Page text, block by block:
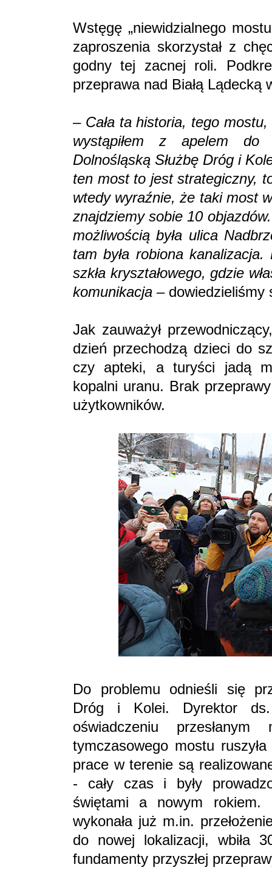
Wstęgę „niewidzialnego
zaproszenia skorzystał z
godny tej zacnej roli.
przeprawa nad Białą Lądecką
–Cała ta historia, tego
wystąpiłem z apelem do
Dolnośląską Służbę Dróg i
ten most to jest strategiczny,
wtedy wyraźnie, że taki most
znajdziemy sobie 10
możliwością była ulica
tam była robiona
szkła kryształowego, gdzie
komunikacja – dowiedzieliśmy
Jak zauważył
dzień przechodzą dzieci do
czy apteki, a turyści jadą
kopalni uranu. Brak
użytkowników.
Do problemu odnieśli się
Dróg i Kolei. Dyrektor
oświadczeniu
tymczasowego mostu
prace w terenie są
- cały czas i były
świętami a nowym rokiem.
wykonała już m.in.
do nowej lokalizacji, wbiła
fundamenty przyszłej